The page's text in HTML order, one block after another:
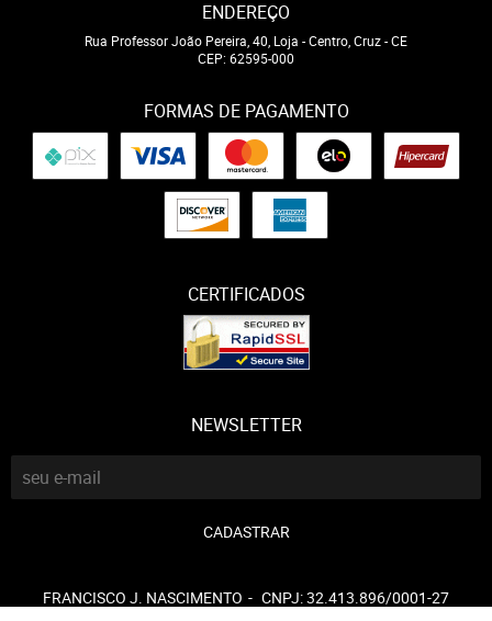
ENDEREÇO
Rua Professor João Pereira, 40, Loja -Centro, Cruz-CE
CEP: 62595-000
FORMAS DE PAGAMENTO
CERTIFICADOS
NEWSLETTER
CADASTRAR
FRANCISCO J. NASCIMENTO CNPJ: 32.413.896/0001-27